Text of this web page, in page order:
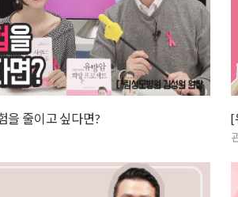
을 줄이고 싶다면? [